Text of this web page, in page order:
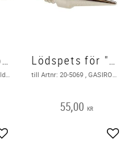
Lödspets 4. Spets 2,0 mm snedställd
Add to favorites
Lödspets för "Gaslödkolv 10-60W"
55,00 KR